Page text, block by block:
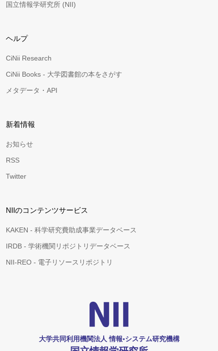
国立情報学研究所 (NII)
ヘルプ
CiNii Research
CiNii Books - 大学図書館の本をさがす
メタデータ・API
新着情報
お知らせ
RSS
Twitter
NIIのコンテンツサービス
KAKEN - 科学研究費助成事業データベース
IRDB - 学術機関リポジトリデータベース
NII-REO - 電子リソースリポジトリ
大学共同利用機関法人 情報•システム研究機構